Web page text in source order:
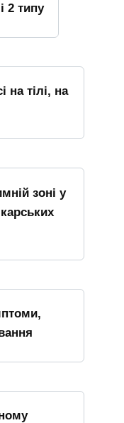
2 типу
на тілі, на
зоні у